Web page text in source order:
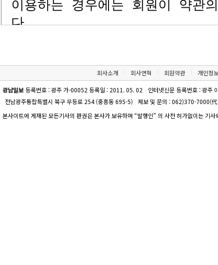
회사소개 회사연혁 회원약관 개인정
광남일보 등록번호 : 광주 가-00052 등록일 : 2011. 05. 02
인터넷신문 등록번호 : 광
전남광주통합특별시 북구 무등로 254 (중흥동 695-5)
제보 및 문의 : 062)370-7000(
본사이트에 게재된 모든기사의 판권은 본사가 보유하며 “발행인” 의 사전 허가없이는 기